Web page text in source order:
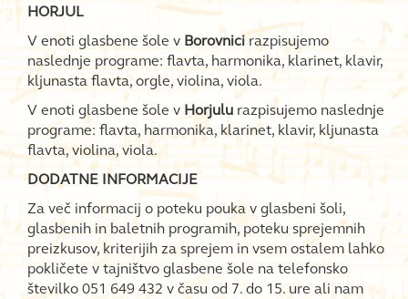
HORJUL
V enoti glasbene šole v Borovnicirazpisujemo
naslednje programe: flavta, harmonika, klarinet, klavir,
kljunasta flavta, orgle, violina, viola.
V enoti glasbene šole v Horjulu razpisujemo naslednje
programe: flavta, harmonika, klarinet, klavir, kljunasta
flavta, violina, viola.
DODATNE INFORMACIJE
Za več informacij o poteku pouka v glasbeni šoli,
glasbenih in baletnih programih, poteku sprejemnih
preizkusov, kriterijih za sprejem in vsem ostalem lahko
pokličete v tajništvo glasbene šole na telefonsko
številko 051 649 432 v času od 7. do 15. ure ali nam